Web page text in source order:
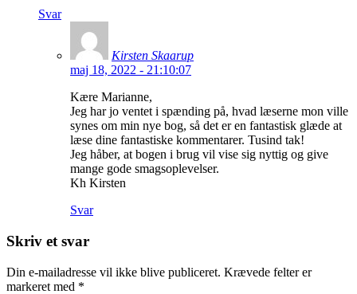
Svar
Kirsten Skaarup
maj 18, 2022 - 21:10:07
Kære Marianne,
Jeg har jo ventet i spænding på, hvad læserne mon ville
synes om min nye bog, så det er en fantastisk glæde at
læse dine fantastiske kommentarer. Tusind tak!
Jeg håber, at bogen i brug vil vise sig nyttig og give
mange gode smagsoplevelser.
Kh Kirsten
Svar
Skriv et svar
Din e-mailadresse vil ikke blive publiceret. Krævede felter er
markeret med *